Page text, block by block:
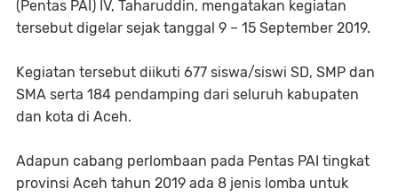
(Pentas PAI) IV, Taharuddin, mengatakan kegiatan
tersebut digelar sejak tanggal 9 – 15 September 2019.
Kegiatan tersebut diikuti 677 siswa/siswi SD, SMP dan
SMA serta 184 pendamping dari seluruh kabupaten
dan kota di Aceh.
Adapun cabang perlombaan pada Pentas PAI tingkat
provinsi Aceh tahun 2019 ada 8 jenis lomba untuk